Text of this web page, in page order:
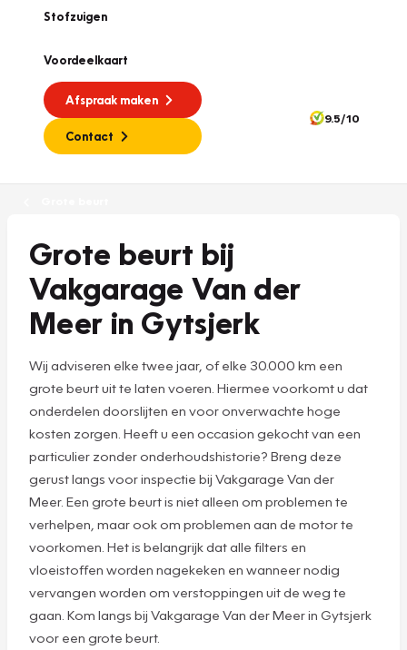
Stofzuigen
Voordeelkaart
Afspraak maken
Contact
9.5/10
Grote beurt bij
Vakgarage Van der
Meer in Gytsjerk
Wij adviseren elke twee jaar, of elke 30.000 km een
grote beurt uit te laten voeren. Hiermee voorkomt u dat
onderdelen doorslijten en voor onverwachte hoge
kosten zorgen. Heeft u een occasion gekocht van een
particulier zonder onderhoudshistorie? Breng deze
gerust langs voor inspectie bij Vakgarage Van der
Meer. Een grote beurt is niet alleen om problemen te
verhelpen, maar ook om problemen aan de motor te
voorkomen. Het is belangrijk dat alle filters en
vloeistoffen worden nagekeken en wanneer nodig
vervangen worden om verstoppingen uit de weg te
gaan. Kom langs bij Vakgarage Van der Meer in Gytsjerk
voor een grote beurt.